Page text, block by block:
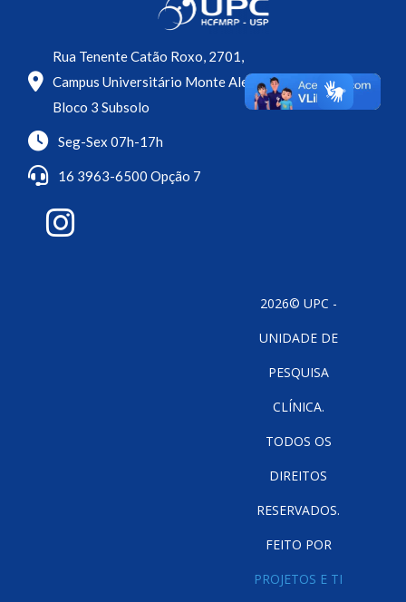
Rua Tenente Catão Roxo, 2701,
Campus Universitário Monte Alegre
Bloco 3 Subsolo
Seg-Sex 07h-17h
16 3963-6500 Opção 7
2026© UPC -
UNIDADE DE
PESQUISA
CLÍNICA.
TODOS OS
DIREITOS
RESERVADOS.
FEITO POR
PROJETOS E TI